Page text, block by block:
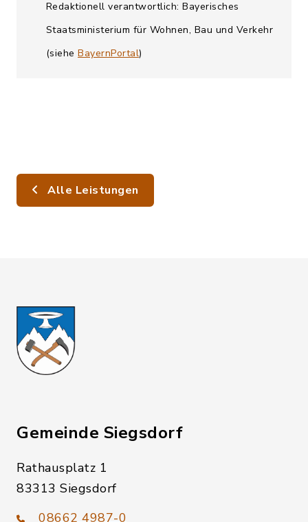
Redaktionell verantwortlich: Bayerisches
Staatsministerium für Wohnen, Bau und Verkehr
(siehe BayernPortal)
Alle Leistungen
Gemeinde Siegsdorf
Rathausplatz 1
83313 Siegsdorf
08662 4987-0